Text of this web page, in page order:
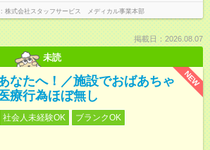
株式会社スタッフサービス メディカル事業本部
掲載日：2026.08.07
未読
NEW
なたへ！／施設でおばあちゃ
療行為ほぼ無し
社会人未経験OK
ブランクOK